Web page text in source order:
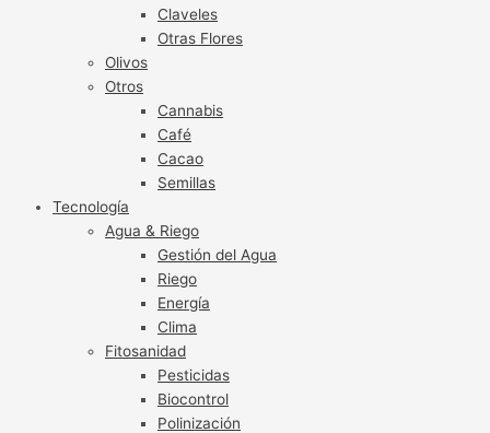
Claveles
Otras Flores
Olivos
Otros
Cannabis
Café
Cacao
Semillas
Tecnología
Agua & Riego
Gestión del Agua
Riego
Energía
Clima
Fitosanidad
Pesticidas
Biocontrol
Polinización